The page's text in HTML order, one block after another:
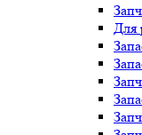
Для